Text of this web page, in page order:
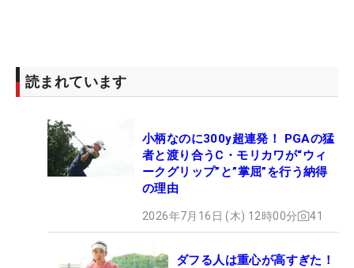
読まれています
小柄なのに300y超連発！ PGAの猛
者と渡り合うC・モリカワが“ウィ
ークグリップ”と”掌屈”を行う納得
の理由
2026年7月16日 (木) 12時00分 41
ダフる人は重心が高すぎた！